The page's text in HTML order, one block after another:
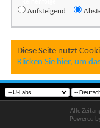
Aufsteigend
Diese Seite nutzt
Klicken Sie hier, um
Alle
Powered